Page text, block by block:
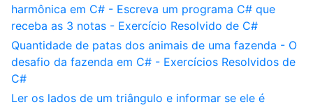
harmônica em C# - Escreva um programa C# que
receba as 3 notas - Exercício Resolvido de C#
Quantidade de patas dos animais de uma fazenda - O
desafio da fazenda em C# - Exercícios Resolvidos de
C#
Ler os lados de um triângulo e informar se ele é